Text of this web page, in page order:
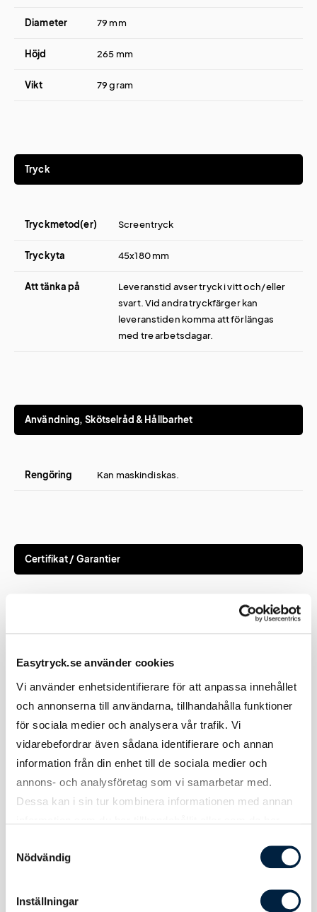
Easytryck.se använder cookies
Vi använder enhetsidentifierare för att anpassa innehållet
och annonserna till användarna, tillhandahålla funktioner
för sociala medier och analysera vår trafik. Vi
vidarebefordrar även sådana identifierare och annan
information från din enhet till de sociala medier och
annons- och analysföretag som vi samarbetar med.
Dessa kan i sin tur kombinera informationen med annan
Nödvändig
Inställningar
Diameter 79 mm
Höjd 265 mm
Vikt 79 gram
Tryck
Tryckmetod(er) Screentryck
Tryckyta 45x180 mm
Att tänka på
Leveranstid avser tryck i vitt och/eller
svart. Vid andra tryckfärger kan
leveranstiden komma att förlängas
med tre arbetsdagar.
Användning, Skötselråd & Hållbarhet
Rengöring Kan maskindiskas.
Certifikat / Garantier
Godkänd för kontakt med livsmedel
information
1
2000 st. Kontakta oss för mer information.
information